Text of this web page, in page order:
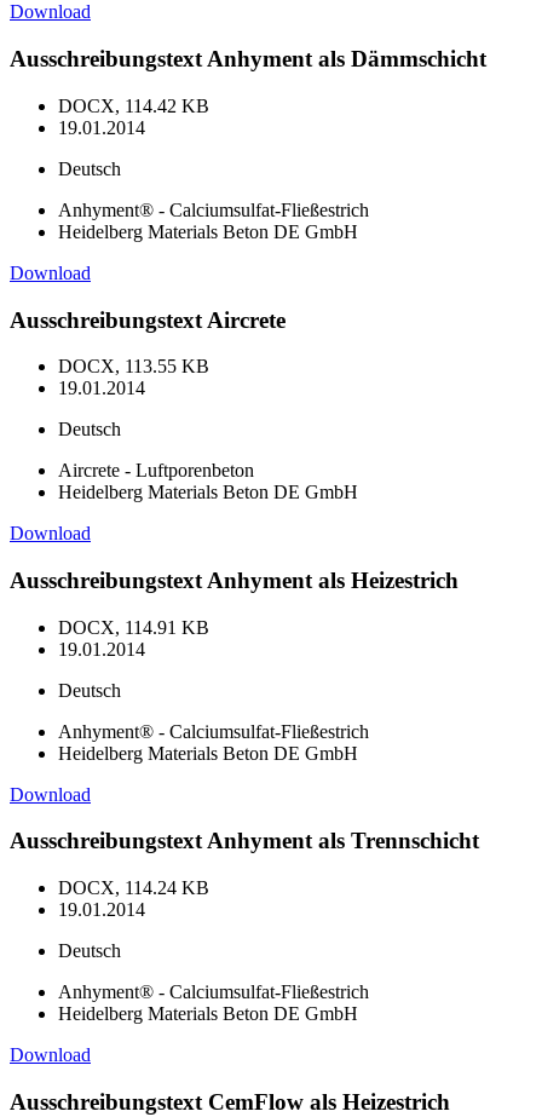
Download
Ausschreibungstext Anhyment als Dämmschicht
DOCX, 114.42 KB
19.01.2014
Deutsch
Anhyment® - Calciumsulfat-Fließestrich
Heidelberg Materials Beton DE GmbH
Download
Ausschreibungstext Aircrete
DOCX, 113.55 KB
19.01.2014
Deutsch
Aircrete - Luftporenbeton
Heidelberg Materials Beton DE GmbH
Download
Ausschreibungstext Anhyment als Heizestrich
DOCX, 114.91 KB
19.01.2014
Deutsch
Anhyment® - Calciumsulfat-Fließestrich
Heidelberg Materials Beton DE GmbH
Download
Ausschreibungstext Anhyment als Trennschicht
DOCX, 114.24 KB
19.01.2014
Deutsch
Anhyment® - Calciumsulfat-Fließestrich
Heidelberg Materials Beton DE GmbH
Download
Ausschreibungstext CemFlow als Heizestrich